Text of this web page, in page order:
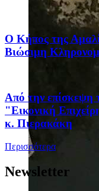
Ο Κήπος της
Βιώσιμη
Από την επίσκεψη
"Εικονική
κ. Πιερακάκη
Περισσότερα
Newsletter